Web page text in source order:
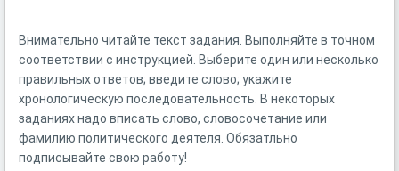
Внимательно читайте текст задания. Выполняйте в точном
соответствии с инструкцией. Выберите один или несколько
правильных ответов; введите слово; укажите
хронологическую последовательность. В некоторых
заданиях надо вписать слово, словосочетание или
фамилию политического деятеля. Обязатльно
подписывайте свою работу!